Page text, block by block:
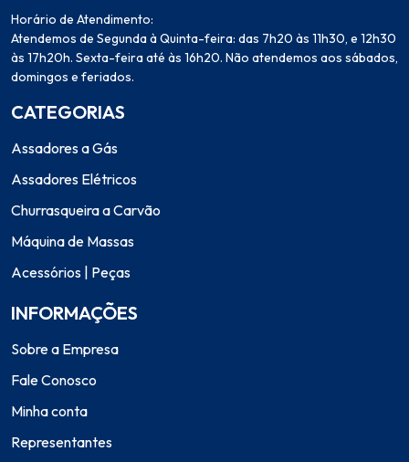
Horário de Atendimento:
Atendemos de Segunda à Quinta-feira: das 7h20 às 11h30, e 12h30
às 17h20h. Sexta-feira até às 16h20. Não atendemos aos sábados,
domingos e feriados.
CATEGORIAS
Assadores a Gás
Assadores Elétricos
Churrasqueira a Carvão
Máquina de Massas
Acessórios | Peças
INFORMAÇÕES
Sobre a Empresa
Fale Conosco
Minha conta
Representantes